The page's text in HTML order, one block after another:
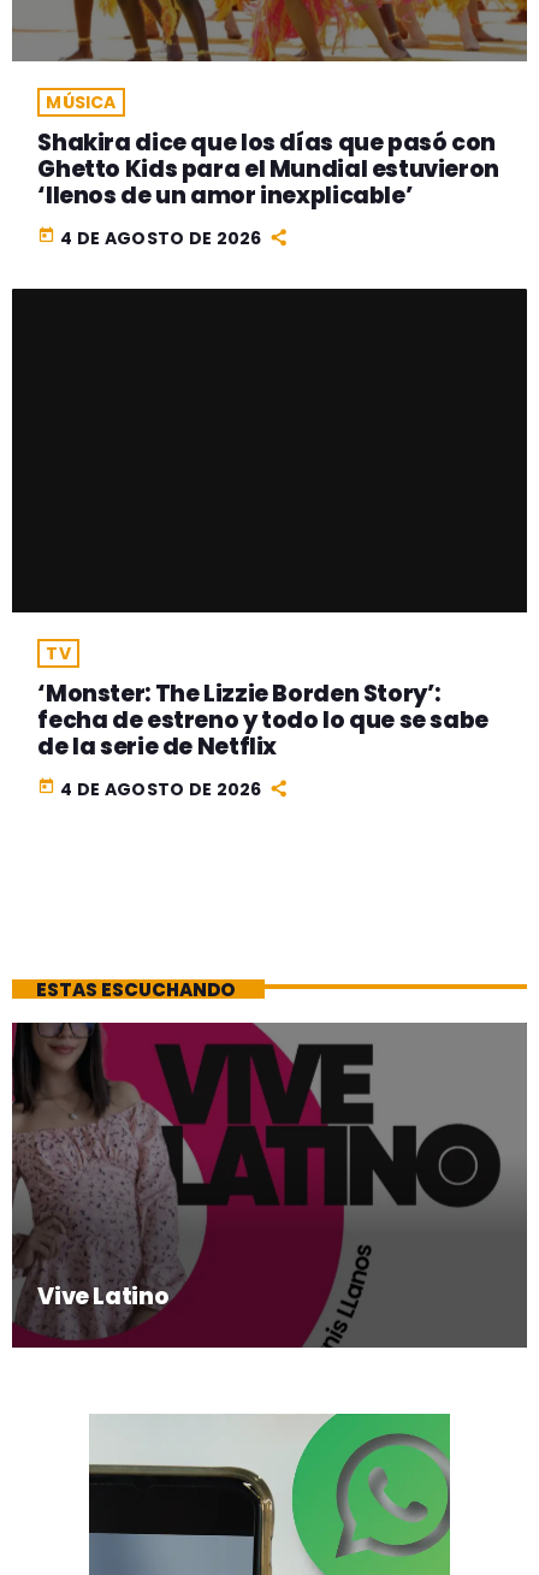
MÚSICA
Shakira dice que los días que pasó con
Ghetto Kids para el Mundial estuvieron
‘llenos de un amor inexplicable’
today 4 DE AGOSTO DE 2026
TV
‘Monster: The Lizzie Borden Story’:
fecha de estreno y todo lo que se sabe
de la serie de Netflix
today 4 DE AGOSTO DE 2026
ESTAS ESCUCHANDO
Vive Latino